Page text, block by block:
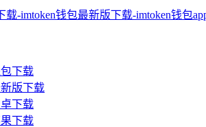
下载
版下载
下载
下载